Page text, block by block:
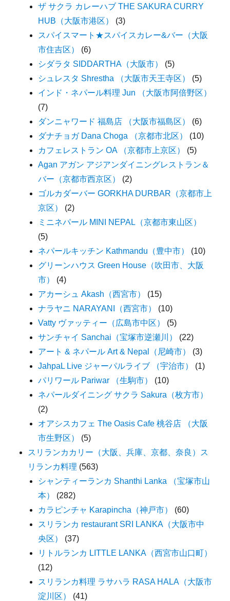
ザ サクラ カレーハブ THE SAKURA CURRY
HUB（大阪市港区）
(3)
スパイスマート★スパイスカレー&バー（大阪
市住吉区）
(6)
シダラタ SIDDARTHA（大阪市）
(5)
シュレスタ Shrestha （大阪市天王寺区）
(5)
インド・ネパール料理 Jun （大阪市阿倍野区）
(7)
ダンニャワード 福島店 （大阪市福島区）
(6)
ダナチョガ Dana Choga （京都市北区）
(10)
カフェレストラン OA （京都市上京区）
(5)
Agan アガン アジアンダイニングレストラン＆
バー（京都市西京区）
(2)
ゴルカダーバー GORKHA DURBAR（京都市上
京区）
(2)
ミニネパール MINI NEPAL（京都市東山区）
(5)
ネパールキッチン Kathmandu（豊中市）
(10)
グリーンハウス Green House（吹田市、大阪
市）
(4)
アカーシュ Akash（西宮市）
(15)
ナラヤニ NARAYANI（西宮市）
(10)
Vatty ヴァッティー（広島市中区）
(5)
サンチャイ Sanchai（宝塚市逆瀬川）
(22)
アート & ネパール Art & Nepal（尼崎市）
(3)
JahpaL Live ジャーパルライブ （宇治市）
(1)
パリワール Pariwar （生駒市）
(10)
ネパールダイニング サクラ Sakura（枚方市）
(2)
オアシスカフェ The Oasis Cafe 桃谷店 （大阪
市生野区）
(5)
スリランカカリー（大阪、兵庫、京都、奈良）ス
リランカ料理 (563)
シャンティーランカ Shanthi Lanka （宝塚市山
本）
(282)
カラピンチャ Karapincha（神戸市）
(60)
スリランカ restaurant SRI LANKA（大阪市中
央区）
(37)
リトルランカ LITTLE LANKA（西宮市山口町）
(12)
スリランカ料理 ラサハラ RASA HALA（大阪市
淀川区）
(41)